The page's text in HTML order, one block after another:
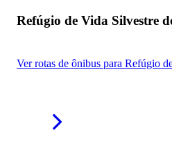
Refúgio de Vida Silvestre
Ver rotas de ônibus para Refúgio